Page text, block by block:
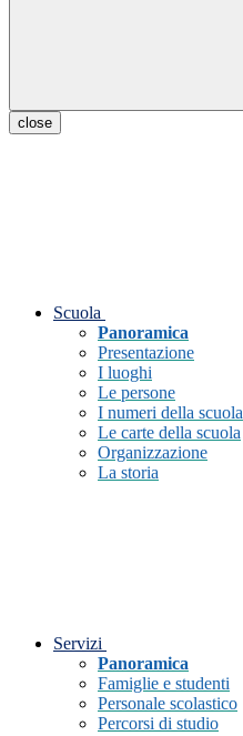
close
Scuola
Panoramica
Presentazione
I luoghi
Le persone
I numeri della scuola
Le carte della scuola
Organizzazione
La storia
Servizi
Panoramica
Famiglie e studenti
Personale scolastico
Percorsi di studio